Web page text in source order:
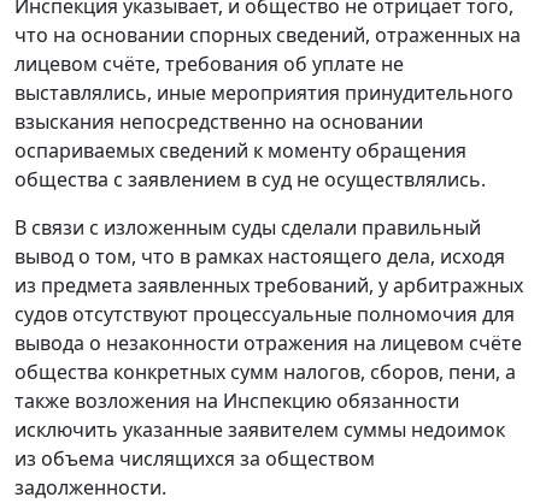
Инспекция указывает, и общество не отрицает того,
что на основании спорных сведений, отраженных на
лицевом счёте, требования об уплате не
выставлялись, иные мероприятия принудительного
взыскания непосредственно на основании
оспариваемых сведений к моменту обращения
общества с заявлением в суд не осуществлялись.
В связи с изложенным суды сделали правильный
вывод о том, что в рамках настоящего дела, исходя
из предмета заявленных требований, у арбитражных
судов отсутствуют процессуальные полномочия для
вывода о незаконности отражения на лицевом счёте
общества конкретных сумм налогов, сборов, пени, а
также возложения на Инспекцию обязанности
исключить указанные заявителем суммы недоимок
из объема числящихся за обществом
задолженности.